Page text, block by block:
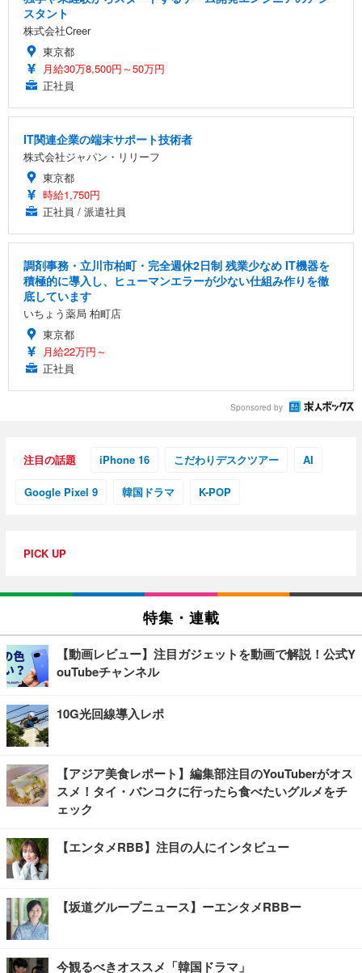
スタント
株式会社Creer
東京都
月給30万8,500円～50万円
正社員
IT関連企業の端末サポート技術者
株式会社ジャパン・リリーフ
東京都
時給1,750円
正社員 / 派遣社員
調剤事務・立川市柏町・完全週休2日制 残業少なめ IT機器を
積極的に導入し、ヒューマンエラーが少ない仕組み作りを徹
底しています
いちょう薬局 柏町店
東京都
月給22万円～
正社員
Sponsored by
注目の話題 iPhone 16 こだわりデスクツアー AI
Google Pixel 9 韓国ドラマ K-POP
PICK UP
特集・連載
【動画レビュー】注目ガジェットを動画で解説！公式Y
ouTubeチャンネル
10G光回線導入レポ
【アジア美食レポート】編集部注目のYouTuberがオス
スメ！タイ・バンコクに行ったら食べたいグルメをチ
ェック
【エンタメRBB】注目の人にインタビュー
【坂道グループニュース】ーエンタメRBBー
今観るべきオススメ「韓国ドラマ」